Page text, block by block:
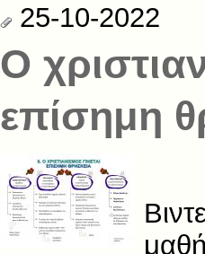
25-10-2022
Ο
επίσημη